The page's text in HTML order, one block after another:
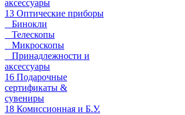
аксессуары
13 Оптические приборы
Бинокли
Телескопы
Микроскопы
Принадлежности и
аксессуары
16 Подарочные
сертификаты &
сувениры
18 Комиссионная и Б.У.